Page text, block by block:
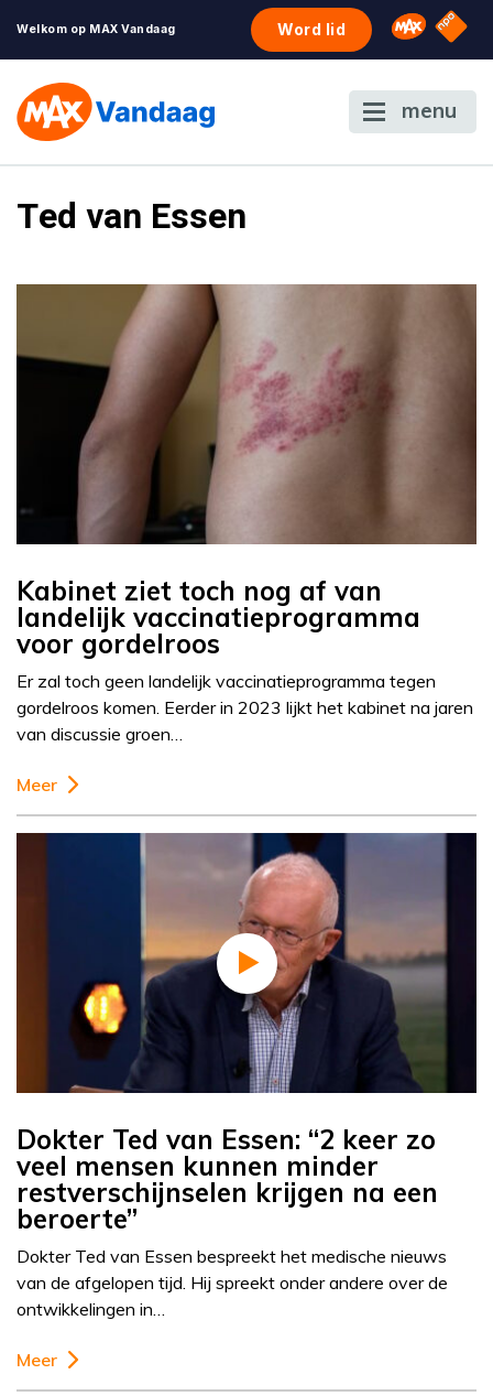
Welkom op MAX Vandaag Word lid Omroep
NPO
menu
Ted van Essen
Kabinet ziet toch nog af van
landelijk vaccinatieprogramma
voor gordelroos
Er zal toch geen landelijk vaccinatieprogramma tegen
gordelroos komen. Eerder in 2023 lijkt het kabinet na jaren
van discussie groen…
Meer
Dokter Ted van Essen: “2 keer zo
veel mensen kunnen minder
restverschijnselen krijgen na een
beroerte”
Dokter Ted van Essen bespreekt het medische nieuws
van de afgelopen tijd. Hij spreekt onder andere over de
ontwikkelingen in…
Meer